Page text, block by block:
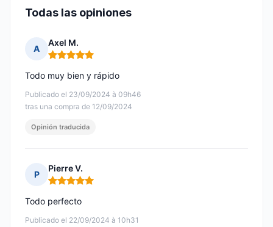
Todas las opiniones
A
Axel M.
Nota: 5 de 5
Publicado el 23/09/2024 à 09h46
tras una compra de 12/09/2024
Todo muy bien y rápido
Opinión traducida
P
Pierre V.
Nota: 5 de 5
Publicado el 22/09/2024 à 10h31
Todo perfecto